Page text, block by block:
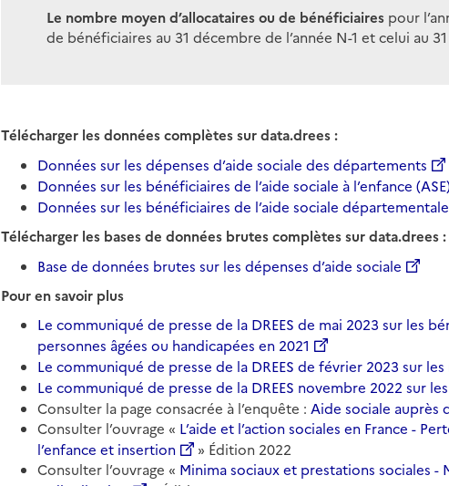
Le nombre moyen d’allocataires ou de bénéficiaires pour
de bénéficiaires au 31 décembre de l’année N-1 et celui au
Télécharger les données complètes sur data.drees :
Données sur les dépenses d’aide sociale des départements
Données sur les bénéficiaires de l’aide sociale à l’enfance
Données sur les bénéficiaires de l’aide sociale
Télécharger les bases de données brutes complètes sur data.drees :
Base de données brutes sur les dépenses d’aide sociale
Pour en savoir plus
Le communiqué de presse de la DREES de mai 2023 sur les
personnes âgées ou handicapées en 2021
Le communiqué de presse de la DREES de février 2023 sur les
Le communiqué de presse de la DREES novembre 2022 sur
Consulter la page consacrée à l’enquête :Aide sociale auprès
Consulter l’ouvrage « L’aide et l’action sociales en France -
l’enfance et insertion
» Édition 2022
Consulter l’ouvrage « Minima sociaux et prestations sociales -